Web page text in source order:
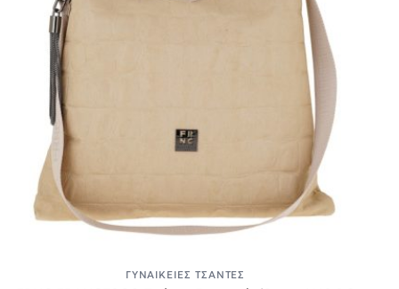
ΓΥΝΑΙΚΕΊΕΣ ΤΣΆΝΤΕΣ